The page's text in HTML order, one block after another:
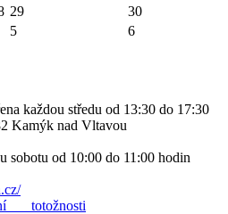
29
30
5 6
každou středu od 13:30 do 17:30
Kamýk nad Vltavou
sobotu od 10:00 do 11:00 hodin
totožnosti